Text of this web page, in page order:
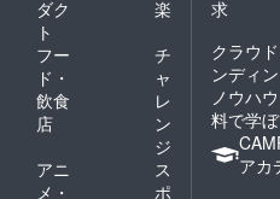
ダク
ト
楽
フー
ド・
飲食
店
チ
ャ
レ
ン
ジ
アニ
メ・
ス
ポ
求
クラウ
ンディ
ノウハ
料で学ぼ
アカ